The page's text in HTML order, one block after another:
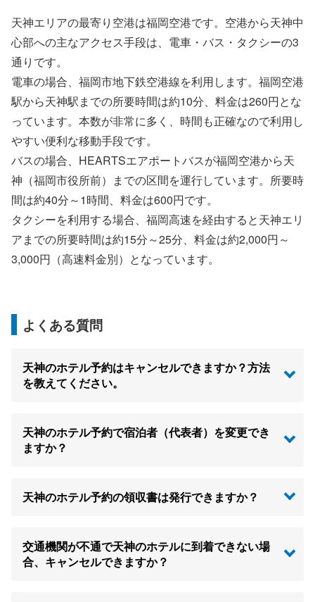
天神エリアの最寄り空港は福岡空港です。空港から天神中
心部への主なアクセス手段は、電車・バス・タクシーの3
通りです。
電車の場合、福岡市地下鉄空港線を利用します。福岡空港
駅から天神駅までの所要時間は約10分、料金は260円とな
っています。本数が非常に多く、時間も正確なので利用し
やすい便利な移動手段です。
バスの場合、HEARTSエアポートバスが福岡空港から天
神（福岡市役所前）までの区間を運行しています。所要時
間は約40分～1時間、料金は600円です。
タクシーを利用する場合、福岡高速を経由すると天神エリ
アまでの所要時間は約15分～25分、料金は約2,000円～
3,000円（高速料金別）となっています。
よくある質問
天神のホテル予約はキャンセルできますか？方法
を教えてください。
天神のホテル予約で宿泊者（代表者）を変更でき
ますか？
天神のホテル予約の領収書は発行できますか？
交通機関が不通で天神のホテルに到着できない場
合、キャンセルできますか？